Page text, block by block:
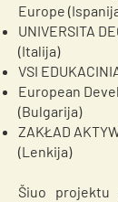
Europe
UNIVERSITA
(Italija)
VSI
European
(Bulgarija)
ZAKŁAD
(Lenkija)
Šiuo projektu